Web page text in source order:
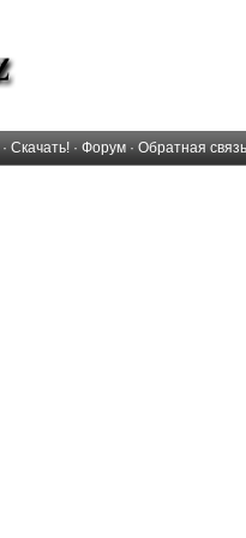
· Скачать! · Форум · Обратная связь